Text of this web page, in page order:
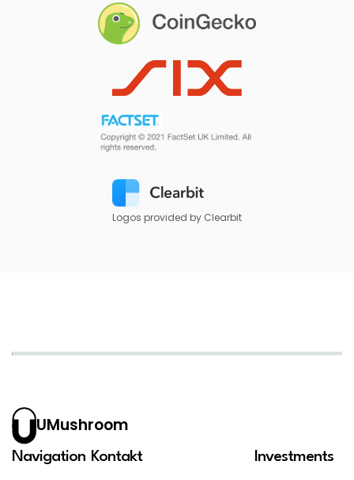
Logos provided by Clearbit
UMushroom
Navigation Kontakt Investments